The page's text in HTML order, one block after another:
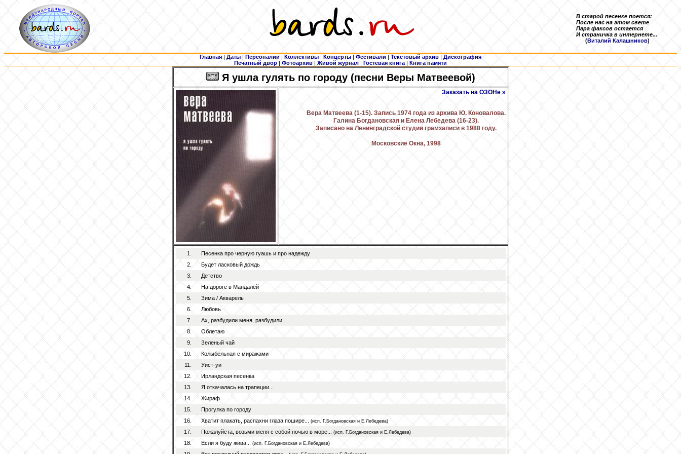
В старой песенке поется:
После нас на этом свете
Пара факсов остается
И страничка в интернете...
(Виталий Калашников)
Главная| Даты| Персоналии | Коллективы | Концерты | Фестивали | Текстовый архив | Дискография
Печатный двор | Фотоархив | Живой журнал | Гостевая книга | Книга памяти
Я ушла гулять по городу (песни Веры Матвеевой)
Заказать на ОЗОНе »
Вера Матвеева (1-15). Запись 1974 года из архива Ю. Коновалова.
Галина Богдановская и Елена Лебедева (16-23).
Записано на Ленинградской студии грамзаписи в 1988 году.
Московские Окна, 1998
1.
Песенка про черную гуашь и про надежду
2.
Будет ласковый дождь
3.
Детство
4.
На дороге в Мандалей
5.
Зима / Акварель
6.
Любовь
7.
Ах, разбудили меня, разбудили...
8.
Облетаю
9.
Зеленый чай
10.
Колыбельная с миражами
11.
Уист-уи
12.
Ирландская песенка
13.
Я откачалась на трапеции...
14.
Жираф
15.
Прогулка по городу
16.
Хватит плакать, распахни глаза пошире... (исп. Г.Богдановская и Е.Лебедева)
17. Пожалуйста, возьми меня с собой ночью в море... (исп. Г.Богдановская и Е.Лебедева)
18. Если я буду жива... (исп. Г.Богдановская и Е.Лебедева)